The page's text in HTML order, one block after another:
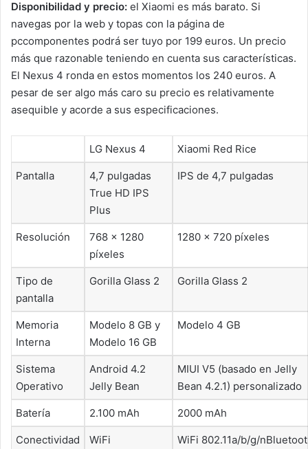
Disponibilidad y precio: el Xiaomi es más barato. Si
navegas por la web y topas con la página de
pccomponentes podrá ser tuyo por 199 euros. Un precio
más que razonable teniendo en cuenta sus características.
El Nexus 4 ronda en estos momentos los 240 euros. A
pesar de ser algo más caro su precio es relativamente
asequible y acorde a sus especificaciones.
LG Nexus 4 Xiaomi Red Rice
Pantalla
4,7 pulgadas
True HD IPS
Plus
IPS de 4,7 pulgadas
Resolución
768 x 1280
píxeles
1280 × 720 píxeles
Tipo de
pantalla
Gorilla Glass 2 Gorilla Glass 2
Memoria
Interna
Modelo 8 GB y
Modelo 16 GB
Modelo 4 GB
Sistema
Operativo
Android 4.2
Jelly Bean
MIUI V5 (basado en Jelly
Bean 4.2.1) personalizado
Batería 2.100 mAh 2000 mAh
Conectividad
WiFi
WiFi 802.11a/b/g/